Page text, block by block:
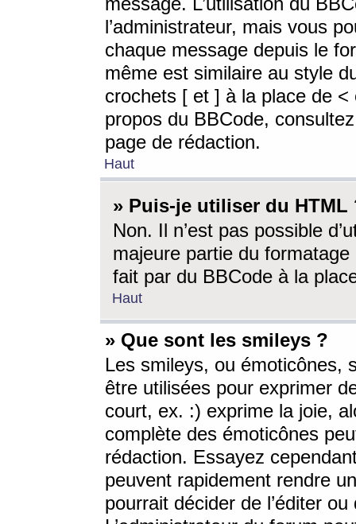
l’administrateur, mais vous
chaque message depuis le
même est similaire au style
crochets [ et ] à la place de <
propos du BBCode,
page de rédaction.
Haut
» Puis-je utiliser du HTML
Non. Il n’est pas possible
majeure partie du
fait par du BBCode à la
Haut
» Que sont les smileys ?
Les smileys, ou émoticônes,
être utilisées pour exprimer
court, ex. :) exprime la joie,
complète des émoticônes
rédaction. Essayez
peuvent rapidement rendre
pourrait décider de l’éditer